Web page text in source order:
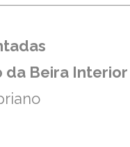
da Beira Interior